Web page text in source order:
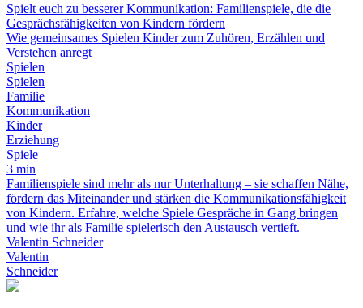
Spielt euch zu besserer Kommunikation: Familienspiele, die die
Gesprächsfähigkeiten von Kindern fördern
Wie gemeinsames Spielen Kinder zum Zuhören, Erzählen und
Verstehen anregt
Spielen
Spielen
Familie
Kommunikation
Kinder
Erziehung
Spiele
3 min
Familienspiele sind mehr als nur Unterhaltung – sie schaffen Nähe,
fördern das Miteinander und stärken die Kommunikationsfähigkeit
von Kindern. Erfahre, welche Spiele Gespräche in Gang bringen
und wie ihr als Familie spielerisch den Austausch vertieft.
Valentin Schneider
Valentin
Schneider